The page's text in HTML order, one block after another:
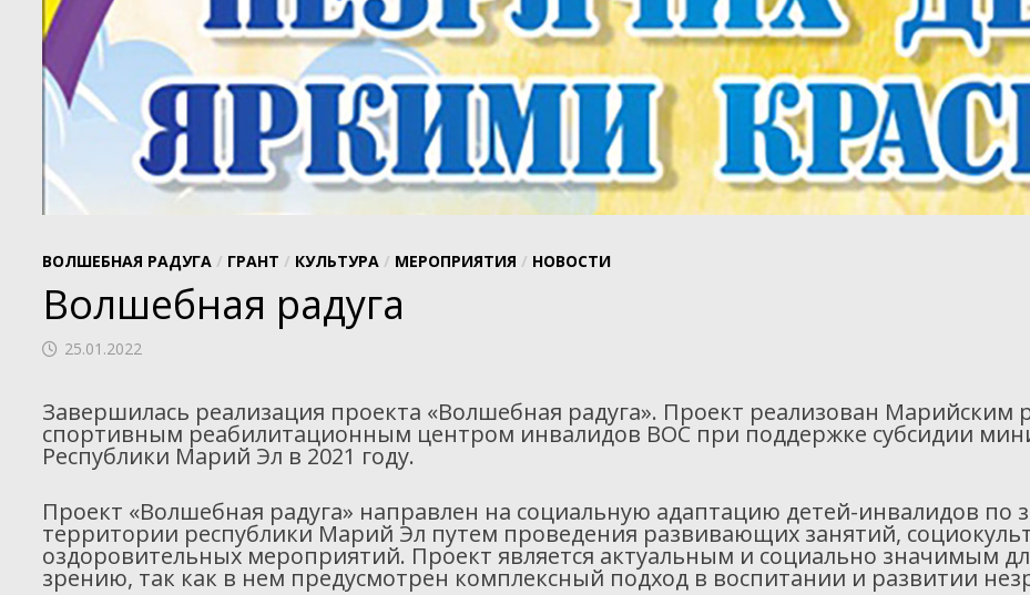
ВОЛШЕБНАЯ РАДУГА / ГРАНТ / КУЛЬТУРА / МЕРОПРИЯТИЯ / НОВОСТИ
Волшебная радуга
25.01.2022
Завершилась реализация проекта «Волшебная радуга». Проект реализован Марийским
спортивным реабилитационным центром инвалидов ВОС при поддержке субсидии
Республики Марий Эл в 2021 году.
Проект «Волшебная радуга» направлен на социальную адаптацию детей-инвалидов
территории республики Марий Эл путем проведения развивающих занятий,
оздоровительных мероприятий. Проект является актуальным и социально значимым
зрению, так как в нем предусмотрен комплексный подход в воспитании и развитии